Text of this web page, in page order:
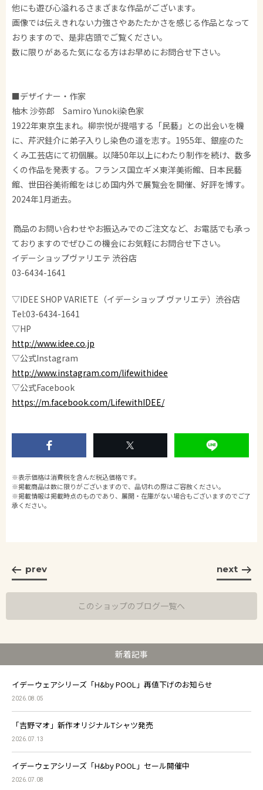
他にも遊び心溢れるさまざまな作品がございます。
画像では伝えきれない力強さやあたたかさを感じる作品となって
おりますので、是非店頭でご覧ください。
数に限りがあるた気になる方はお早めにお問合せ下さい。
■デザイナー・作家
柚木 沙弥郎 Samiro Yunoki染色家
1922年東京生まれ。柳宗悦が提唱する「民藝」との出会いを機
に、芹沢銈介に弟子入りし染色の道を志す。1955年、銀座のた
くみ工芸店にて初個展。以降50年以上にわたり制作を続け、数多
くの作品を発表する。フランス国立ギメ東洋美術館、日本民藝
館、世田谷美術館をはじめ国内外で展覧会を開催、好評を博す。
2024年1月逝去。
商品のお問い合わせやお振込みでのご注文など、お電話でも承っ
ておりますのでぜひこの機会にお気軽にお問合せ下さい。
イデーショップヴァリエテ 渋谷店
03-6434-1641
▽IDEE SHOP VARIETE（イデーショップ ヴァリエテ）渋谷店
Tel:03-6434-1641
▽HP
http://www.idee.co.jp
▽公式Instagram
http://www.instagram.com/lifewithidee
▽公式Facebook
https://m.facebook.com/LifewithIDEE/
※表示価格は消費税を含んだ税込価格です。
※掲載商品は数に限りがございますので、品切れの際はご容赦ください。
※掲載情報は掲載時点のものであり、展開・在庫がない場合もございますのでご了
承ください。
prev next
このショップのブログ一覧へ
新着記事
イデーウェアシリーズ「H&by POOL」再値下げのお知らせ
2026.08.05
「吉野マオ」新作オリジナルTシャツ発売
2026.07.13
イデーウェアシリーズ「H&by POOL」セール開催中
2026.07.08